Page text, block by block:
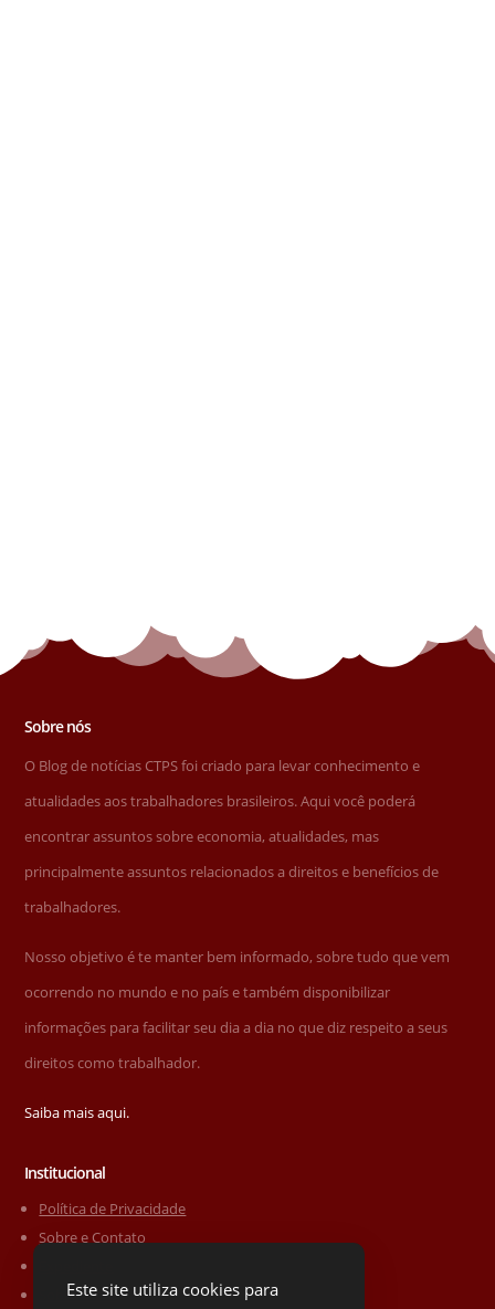
Sobre nós
O Blog de notícias CTPS foi criado para levar conhecimento e
atualidades aos trabalhadores brasileiros. Aqui você poderá
encontrar assuntos sobre economia, atualidades, mas
principalmente assuntos relacionados a direitos e benefícios de
trabalhadores.
Nosso objetivo é te manter bem informado, sobre tudo que vem
ocorrendo no mundo e no país e também disponibilizar
informações para facilitar seu dia a dia no que diz respeito a seus
direitos como trabalhador.
Saiba mais aqui.
Institucional
Política de Privacidade
Sobre e Contato
Sobre o site
Este site utiliza cookies para